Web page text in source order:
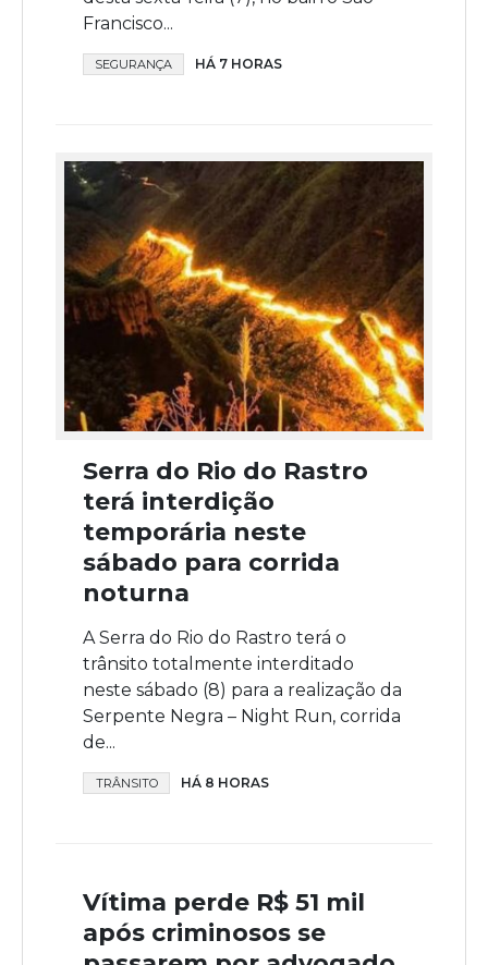
Francisco...
SEGURANÇA HÁ 7 HORAS
Serra do Rio do Rastro
terá interdição
temporária neste
sábado para corrida
noturna
A Serra do Rio do Rastro terá o
trânsito totalmente interditado
neste sábado (8) para a realização da
Serpente Negra – Night Run, corrida
de...
TRÂNSITO HÁ 8 HORAS
Vítima perde R$ 51 mil
após criminosos se